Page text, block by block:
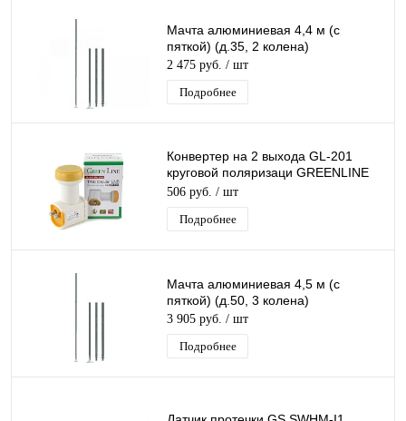
Мачта алюминиевая 4,4 м (с
пяткой) (д.35, 2 колена)
2 475 руб. / шт
Подробнее
Конвертер на 2 выхода GL-201
круговой поляризаци GREENLINE
TWIN для Триколор/НТВ-Плюс
506 руб. / шт
Подробнее
Мачта алюминиевая 4,5 м (с
пяткой) (д.50, 3 колена)
3 905 руб. / шт
Подробнее